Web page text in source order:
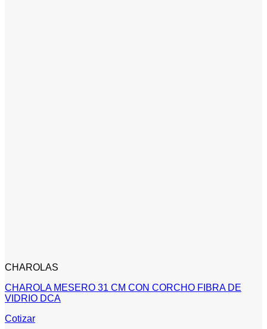
CHAROLAS
CHAROLA MESERO 31 CM CON CORCHO FIBRA DE
VIDRIO DCA
Cotizar